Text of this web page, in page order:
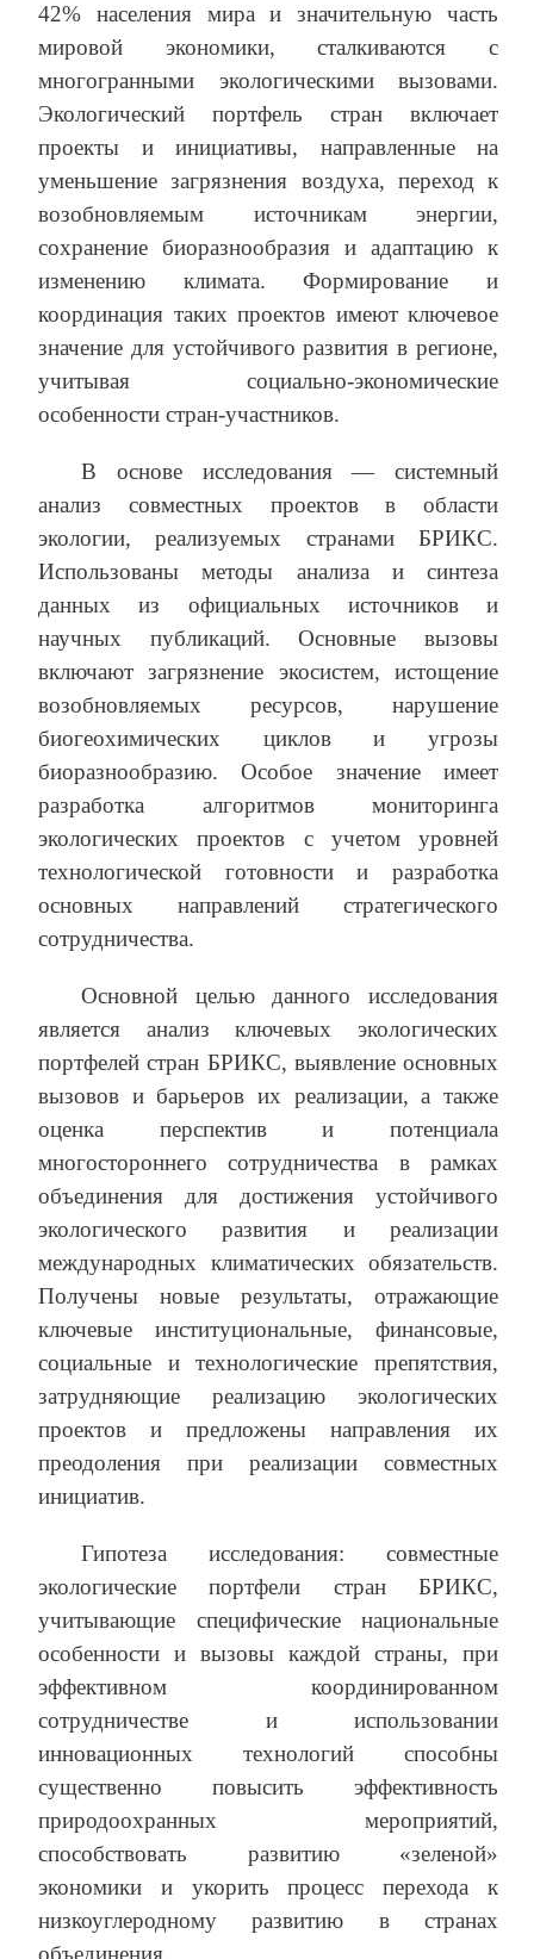
42% населения мира и значительную часть
мировой экономики, сталкиваются с
многогранными экологическими вызовами.
Экологический портфель стран включает
проекты и инициативы, направленные на
уменьшение загрязнения воздуха, переход к
возобновляемым источникам энергии,
сохранение биоразнообразия и адаптацию к
изменению климата. Формирование и
координация таких проектов имеют ключевое
значение для устойчивого развития в регионе,
учитывая социально-экономические
особенности стран-участников.
В основе исследования — системный
анализ совместных проектов в области
экологии, реализуемых странами БРИКС.
Использованы методы анализа и синтеза
данных из официальных источников и
научных публикаций. Основные вызовы
включают загрязнение экосистем, истощение
возобновляемых ресурсов, нарушение
биогеохимических циклов и угрозы
биоразнообразию. Особое значение имеет
разработка алгоритмов мониторинга
экологических проектов с учетом уровней
технологической готовности и разработка
основных направлений стратегического
сотрудничества.
Основной целью данного исследования
является анализ ключевых экологических
портфелей стран БРИКС, выявление основных
вызовов и барьеров их реализации, а также
оценка перспектив и потенциала
многостороннего сотрудничества в рамках
объединения для достижения устойчивого
экологического развития и реализации
международных климатических обязательств.
Получены новые результаты, отражающие
ключевые институциональные, финансовые,
социальные и технологические препятствия,
затрудняющие реализацию экологических
проектов и предложены направления их
преодоления при реализации совместных
инициатив.
Гипотеза исследования: совместные
экологические портфели стран БРИКС,
учитывающие специфические национальные
особенности и вызовы каждой страны, при
эффективном координированном
сотрудничестве и использовании
инновационных технологий способны
существенно повысить эффективность
природоохранных мероприятий,
способствовать развитию «зеленой»
экономики и укорить процесс перехода к
низкоуглеродному развитию в странах
объединения.